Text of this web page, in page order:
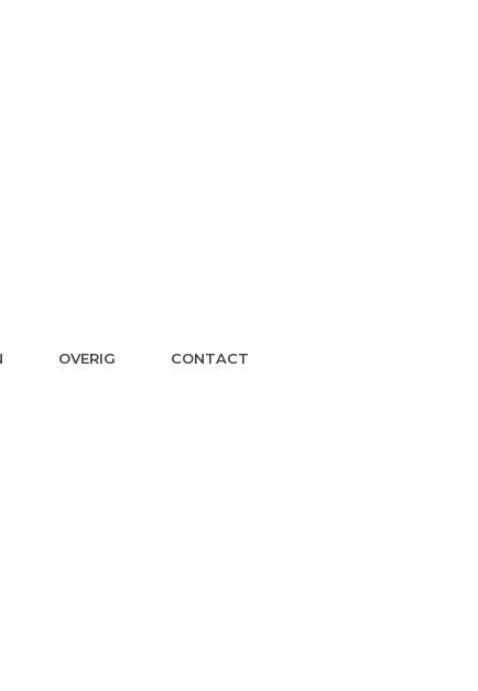
OVERIG CONTACT